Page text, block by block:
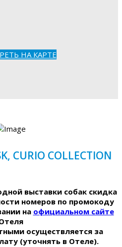
НА КАРТЕ
CURIO COLLECTION
выставки собак скидка
номеров по промокоду
на официальном сайте
осуществляется за
(уточнять в Отеле).